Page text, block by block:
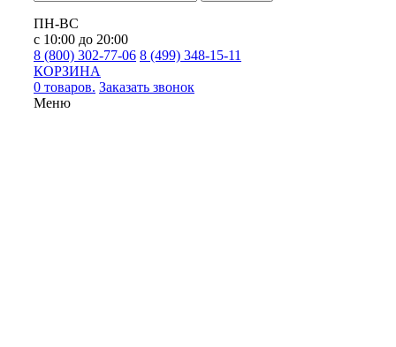
ПН-ВС
с 10:00 до 20:00
8 (800) 302-77-06 8 (499) 348-15-11
КОРЗИНА
0 товаров. Заказать звонок
Меню